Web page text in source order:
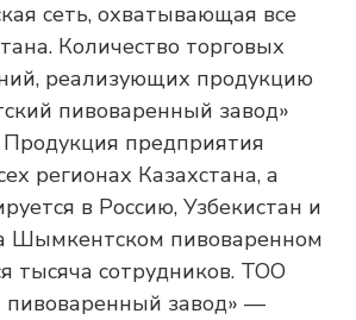
сеть, охватывающая все
Количество торговых
реализующих продукцию
пивоваренный завод»
предприятия
регионах Казахстана, а
в Россию, Узбекистан и
Шымкентском пивоваренном
тысяча сотрудников. ТОО
завод» —